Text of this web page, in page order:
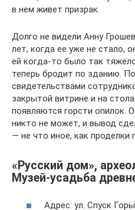
в нем живет призрак.
Долго не видели Анну
лет, когда ее уже не стало,
ей когда-то было так
теперь бродит по зданию.
свидетельствами
закрытой витрине и на
появляются горсти опилок.
никто не может, и вывод
— не что иное, как проделки
«Русский дом»,
Музей-усадьба
Адрес: ул. Спуск